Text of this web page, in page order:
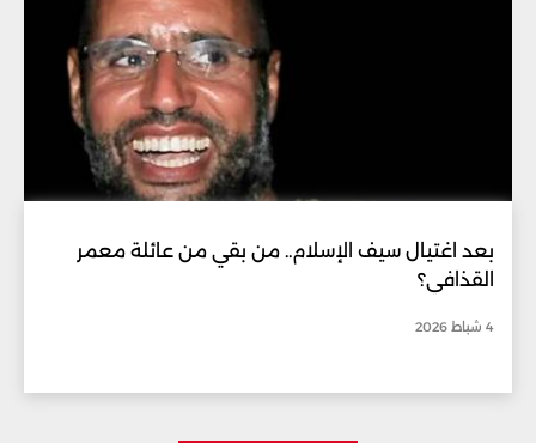
بعد اغتيال سيف الإسلام.. من بقي من عائلة معمر
القذافي؟
4 شباط 2026